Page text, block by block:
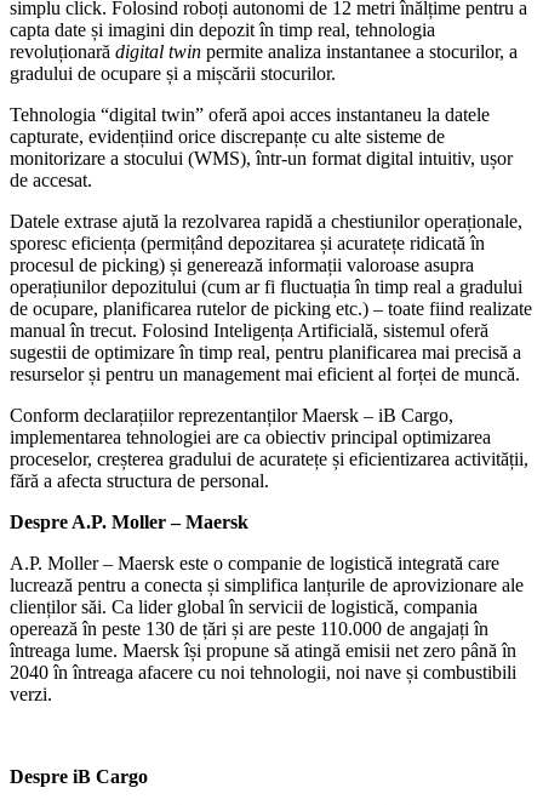
simplu click. Folosind roboți autonomi de 12 metri înălțime pentru a
capta date și imagini din depozit în timp real, tehnologia
revoluționară digital twin permite analiza instantanee a stocurilor, a
gradului de ocupare și a mișcării stocurilor.
Tehnologia “digital twin” oferă apoi acces instantaneu la datele
capturate, evidențiind orice discrepanțe cu alte sisteme de
monitorizare a stocului (WMS), într-un format digital intuitiv, ușor
de accesat.
Datele extrase ajută la rezolvarea rapidă a chestiunilor operaționale,
sporesc eficiența (permițând depozitarea și acuratețe ridicată în
procesul de picking) și generează informații valoroase asupra
operațiunilor depozitului (cum ar fi fluctuația în timp real a gradului
de ocupare, planificarea rutelor de picking etc.) – toate fiind realizate
manual în trecut. Folosind Inteligența Artificială, sistemul oferă
sugestii de optimizare în timp real, pentru planificarea mai precisă a
resurselor și pentru un management mai eficient al forței de muncă.
Conform declarațiilor reprezentanților Maersk – iB Cargo,
implementarea tehnologiei are ca obiectiv principal optimizarea
proceselor, creșterea gradului de acuratețe și eficientizarea activității,
fără a afecta structura de personal.
Despre A.P. Moller – Maersk
A.P. Moller – Maersk este o companie de logistică integrată care
lucrează pentru a conecta și simplifica lanțurile de aprovizionare ale
clienților săi. Ca lider global în servicii de logistică, compania
operează în peste 130 de țări și are peste 110.000 de angajați în
întreaga lume. Maersk își propune să atingă emisii net zero până în
2040 în întreaga afacere cu noi tehnologii, noi nave și combustibili
verzi.
Despre iB Cargo